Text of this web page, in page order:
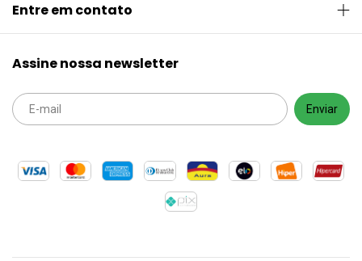
Entre em contato
Assine nossa newsletter